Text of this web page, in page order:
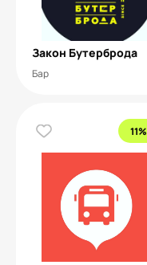
Закон Бутерброда
Бар
11%